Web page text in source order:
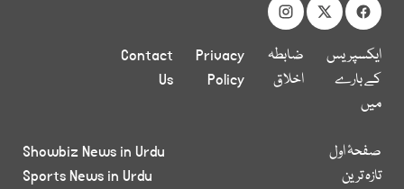
ایکسپریس
کے بارے
میں
ضابطہ
اخلاق
Privacy
Policy
Contact
Us
صفحۂ اول
تازہ ترین
Showbiz News in Urdu
Sports News in Urdu